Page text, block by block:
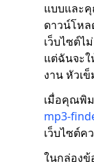
แบบและ
ดาวน์โหล
เว็บไซต์ไ
แต่ฉันจะใ
งาน หัวเ
เมื่อคุณพิ
mp3-
เว็บไซต์
ในกล่อง